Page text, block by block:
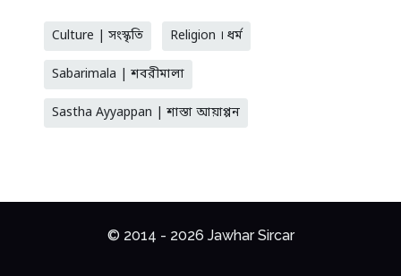
Culture | সংস্কৃতি Religion । ধর্ম
Sabarimala | শবরীমালা
Sastha Ayyappan | শাস্তা আয়াপ্পন
© 2014 - 2026 Jawhar Sircar